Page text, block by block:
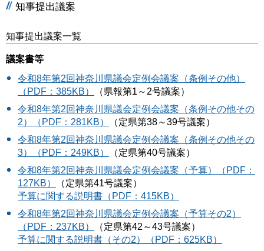
知事提出議案
知事提出議案一覧
議案書等
令和8年第2回神奈川県議会定例会議案（条例その他）
（PDF：385KB）
（県報第1～2号議案）
令和8年第2回神奈川県議会定例会議案（条例その他その
2）（PDF：281KB）
（定県第38～39号議案）
令和8年第2回神奈川県議会定例会議案（条例その他その
3）（PDF：249KB）
（定県第40号議案）
令和8年第2回神奈川県議会定例会議案（予算）（PDF：
127KB）
（定県第41号議案）
予算に関する説明書（PDF：415KB）
令和8年第2回神奈川県議会定例会議案（予算その2）
（PDF：237KB）
（定県第42～43号議案）
予算に関する説明書（その2）（PDF：625KB）